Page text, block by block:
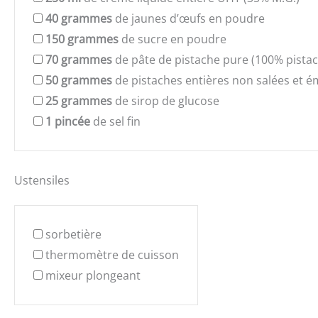
40 grammes de jaunes d’œufs en poudre
150 grammes de sucre en poudre
70 grammes de pâte de pistache pure (100%
50 grammes de pistaches entières non salées et
25 grammes de sirop de glucose
1 pincée de sel fin
Ustensiles
sorbetière
thermomètre de cuisson
mixeur plongeant